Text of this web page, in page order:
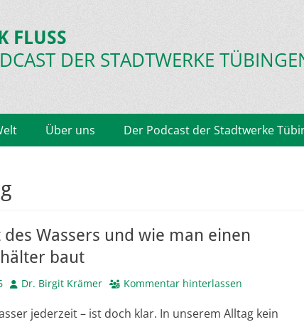
FLUSS
DER STADTWERKE
Über uns Der Podcast der Stadtwerke
Wassers und wie man einen
baut
AutorDr. Birgit Krämer Kommentar hinterlassen
jederzeit – ist doch klar. In unserem Alltag kein